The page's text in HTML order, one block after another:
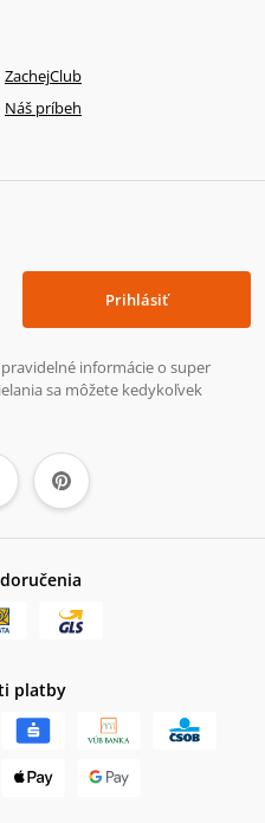
ZachejClub
Náš príbeh
Prihlásiť
informácie o super
sa môžete kedykoľvek
platby